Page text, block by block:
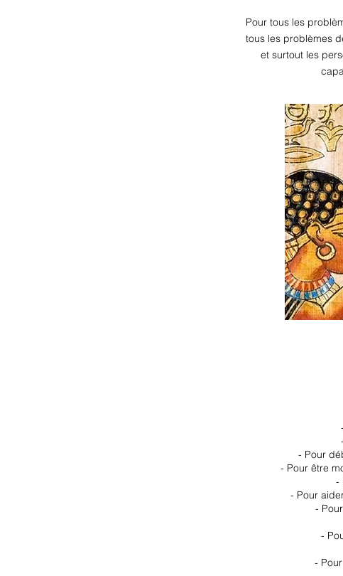
Pour tous les
tous les problèmes
et surtout les
- Pour
- Pour être
-
- Pour
-
-
-